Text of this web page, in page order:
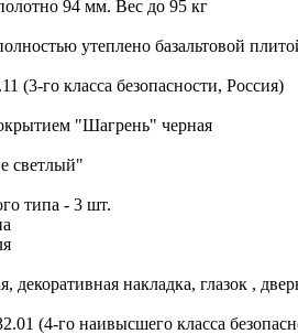
94 мм. Вес до 95 кг
утеплено базальтовой
(3-го класса безопасности, Россия)
"Шагрень" черная
светлый"
типа - 3 шт.
декоративная накладка, глазок ,
(4-го наивысшего класса